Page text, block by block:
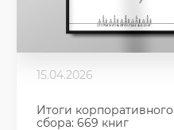
15.04.2026
Итоги корпоративного
сбора: 669 книг